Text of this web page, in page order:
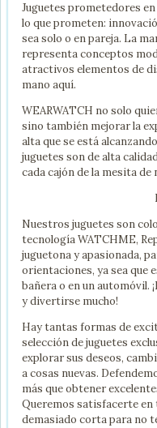
Juguetes prometedores
lo que prometen:
sea solo o en pareja. La
representa conceptos
atractivos elementos de
mano aquí.
WEARWATCH no solo
sino también mejorar la
alta que se está
juguetes son de alta
cada cajón de la mesita de
Nuestros juguetes son
tecnología WATCHME,
juguetona y apasionada,
orientaciones, ya sea que
bañera o en un
y divertirse mucho!
Hay tantas formas de
selección de juguetes
explorar sus deseos,
a cosas nuevas.
más que obtener
Queremos satisfacerte en
demasiado corta para no